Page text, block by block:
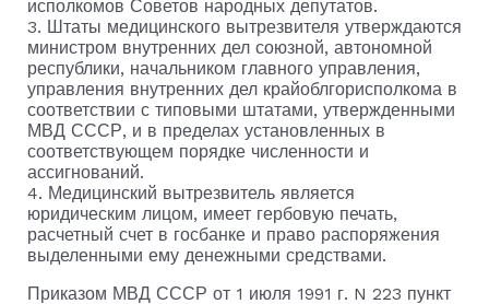
исполкомов Советов народных депутатов.
3. Штаты медицинского вытрезвителя утверждаются
министром внутренних дел союзной, автономной
республики, начальником главного управления,
управления внутренних дел крайоблгорисполкома в
соответствии с типовыми штатами, утвержденными
МВД СССР, и в пределах установленных в
соответствующем порядке численности и
ассигнований.
4. Медицинский вытрезвитель является
юридическим лицом, имеет гербовую печать,
расчетный счет в госбанке и право распоряжения
выделенными ему денежными средствами.
Приказом МВД СССР от 1 июля 1991 г. N 223 пункт